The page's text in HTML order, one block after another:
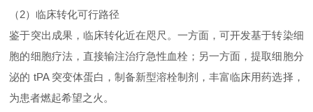
（2）临床转化可行路径
鉴于突出成果，临床转化近在咫尺。一方面，可开发基于转染细
胞的细胞疗法，直接输注治疗急性血栓；另一方面，提取细胞分
泌的 tPA 突变体蛋白，制备新型溶栓制剂，丰富临床用药选择，
为患者燃起希望之火。